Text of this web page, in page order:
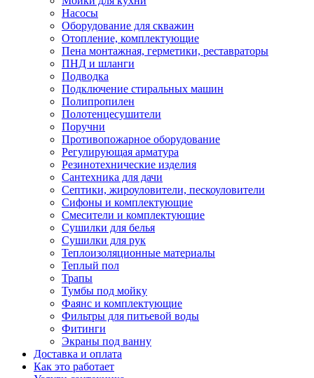
Насосы
Оборудование для скважин
Отопление, комплектующие
Пена монтажная, герметики, реставраторы
ПНД и шланги
Подводка
Подключение стиральных машин
Полипропилен
Полотенцесушители
Поручни
Противопожарное оборудование
Регулирующая арматура
Резинотехнические изделия
Сантехника для дачи
Септики, жироуловители, пескоуловители
Сифоны и комплектующие
Смесители и комплектующие
Сушилки для белья
Сушилки для рук
Теплоизоляционные материалы
Теплый пол
Трапы
Тумбы под мойку
Фаянс и комплектующие
Фильтры для питьевой воды
Фитинги
Экраны под ванну
Доставка и оплата
Как это работает